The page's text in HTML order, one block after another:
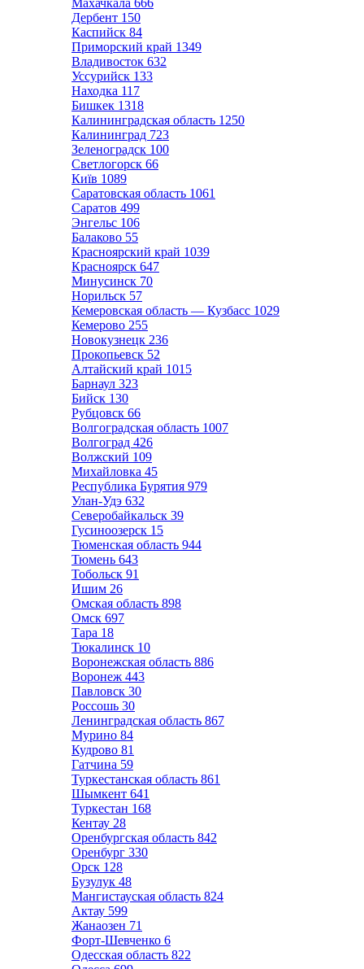
Махачкала 666
Дербент 150
Каспийск 84
Приморский край 1349
Владивосток 632
Уссурийск 133
Находка 117
Бишкек 1318
Калининградская область 1250
Калининград 723
Зеленоградск 100
Светлогорск 66
Київ 1089
Саратовская область 1061
Саратов 499
Энгельс 106
Балаково 55
Красноярский край 1039
Красноярск 647
Минусинск 70
Норильск 57
Кемеровская область — Кузбасс 1029
Кемерово 255
Новокузнецк 236
Прокопьевск 52
Алтайский край 1015
Барнаул 323
Бийск 130
Рубцовск 66
Волгоградская область 1007
Волгоград 426
Волжский 109
Михайловка 45
Республика Бурятия 979
Улан-Удэ 632
Северобайкальск 39
Гусиноозерск 15
Тюменская область 944
Тюмень 643
Тобольск 91
Ишим 26
Омская область 898
Омск 697
Тара 18
Тюкалинск 10
Воронежская область 886
Воронеж 443
Павловск 30
Россошь 30
Ленинградская область 867
Мурино 84
Кудрово 81
Гатчина 59
Туркестанская область 861
Шымкент 641
Туркестан 168
Кентау 28
Оренбургская область 842
Оренбург 330
Орск 128
Бузулук 48
Мангистауская область 824
Актау 599
Жанаозен 71
Форт-Шевченко 6
Одесская область 822